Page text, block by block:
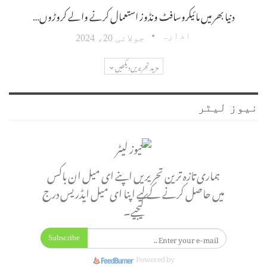
دنیا بھر میں مائیکروسافٹ ونڈوز استعمال کرنے والے کروڑوں…
ادارہ جولائی 20، 2024
مزید تحریریں دیکھیں
نیوز لیٹر
ہماری تازہ ترین تحریریں اپنے ای میل ان باکس
میں حاصل کرنے کے لیے اپنا ای میل ایڈریس درج
کیجیے۔
Subscribe
Powered by